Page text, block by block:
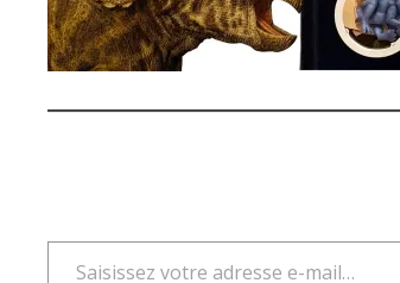
Saisissez votre adresse e-mail…